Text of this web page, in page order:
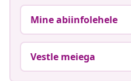
Mine abiinfolehele
Vestle meiega